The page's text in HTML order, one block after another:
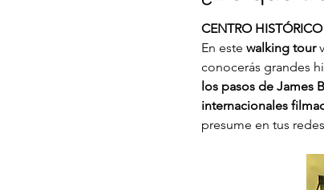
CENTRO
En este walking tour
conocerás grandes
los pasos de James
internacionales
presume en tus